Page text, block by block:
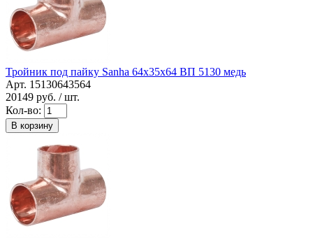
Тройник под пайку Sanha 64x35x64 ВП 5130 медь
Арт. 15130643564
20149 руб. / шт.
Кол-во:
В корзину